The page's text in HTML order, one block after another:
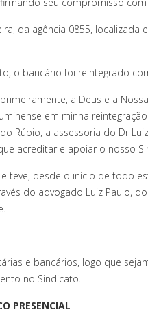
da agência 0855, localizada
o bancário foi reintegrado
a Deus e a
em minha
Rúbio, a assessoria do Dr
acreditar e apoiar o nosso
teve, desde o início de todo
do advogado Luiz Paulo,
e bancários, logo que
no Sindicato.
PRESENCIAL